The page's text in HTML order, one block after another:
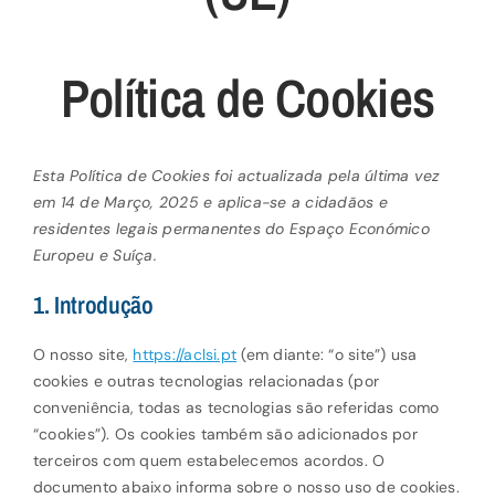
Contactos
Política de Cookies
Esta Política de Cookies foi actualizada pela última vez
em 14 de Março, 2025 e aplica-se a cidadãos e
residentes legais permanentes do Espaço Económico
Europeu e Suíça.
1. Introdução
O nosso site, https://aclsi.pt (em diante: “o site”) usa
cookies e outras tecnologias relacionadas (por
conveniência, todas as tecnologias são referidas como
“cookies”). Os cookies também são adicionados por
terceiros com quem estabelecemos acordos. O
documento abaixo informa sobre o nosso uso de cookies.